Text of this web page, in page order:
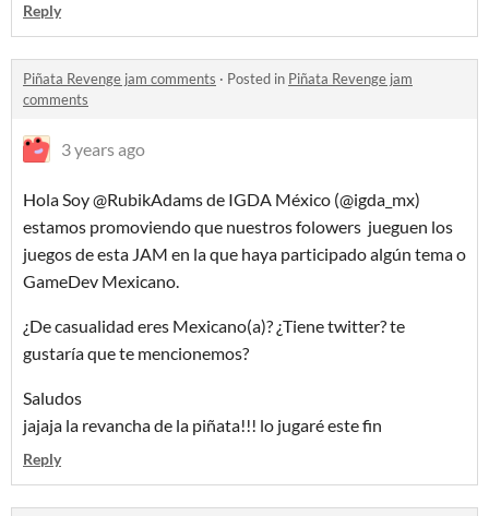
Reply
Piñata Revenge jam comments · Posted in Piñata Revenge jam
comments
3 years ago
Hola Soy @RubikAdams de IGDA México (@igda_mx)
estamos promoviendo que nuestros folowers jueguen los
juegos de esta JAM en la que haya participado algún tema o
GameDev Mexicano.
¿De casualidad eres Mexicano(a)? ¿Tiene twitter? te
gustaría que te mencionemos?
Saludos
jajaja la revancha de la piñata!!! lo jugaré este fin
Reply